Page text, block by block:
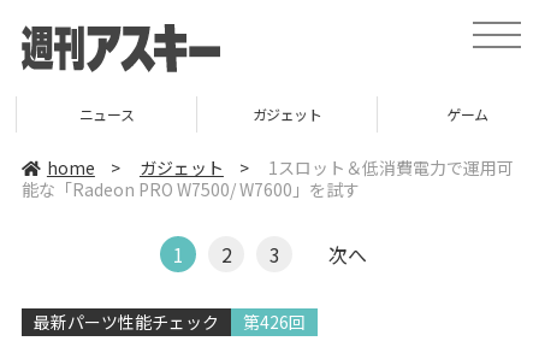
t
o
v
ニュース ガジェット ゲーム
home > ガジェット >
1スロット＆低消費電力で運用可
能な「Radeon PRO W7500/ W7600」を試す
1 2 3 次へ
最新パーツ性能チェック 第426回